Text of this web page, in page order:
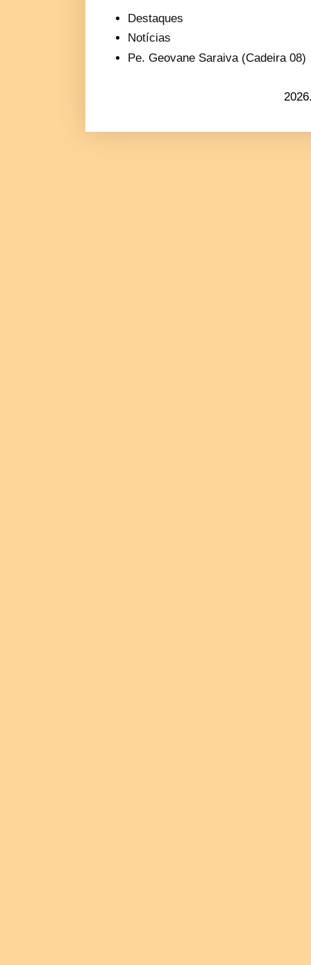
Destaques
Notícias
Pe. Geovane Saraiva (Cadeira 08)